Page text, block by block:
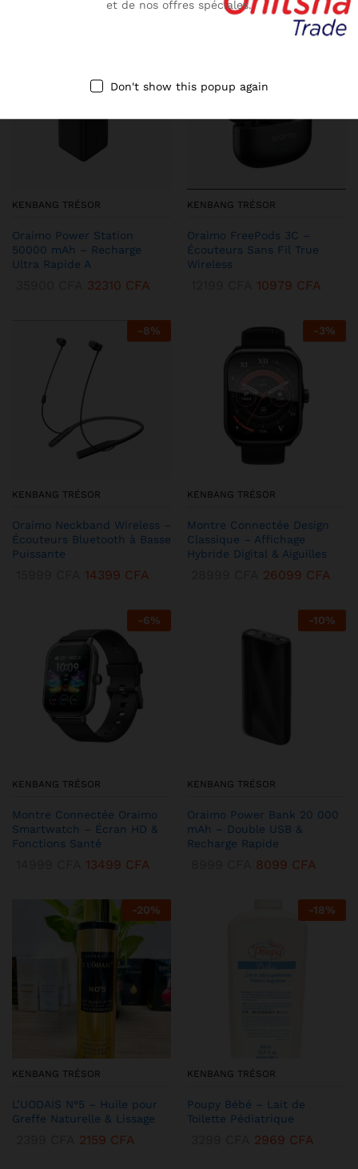
KENBANG TRÉSOR
Oraimo Power Station
50000 mAh – Recharge
Ultra Rapide A
32310 CFA
- %
KENBANG TRÉSOR
Oraimo FreePods 3C –
Écouteurs Sans Fil True
Wireless
10979 CFA
-8%
KENBANG TRÉSOR
Oraimo Neckband Wireless –
Écouteurs Bluetooth à Basse
Puissante
14399 CFA
-3%
KENBANG TRÉSOR
Montre Connectée Design
Classique – Affichage
Hybride Digital & Aiguilles
26099 CFA
-6%
KENBANG TRÉSOR
Montre Connectée Oraimo
Smartwatch – Écran HD &
Fonctions Santé
13499 CFA
-10%
KENBANG TRÉSOR
Oraimo Power Bank 20 000
mAh – Double USB &
Recharge Rapide
8099 CFA
-20%
KENBANG TRÉSOR
L’UODAIS N°5 – Huile pour
Greffe Naturelle & Lissage
2159 CFA
-18%
KENBANG TRÉSOR
Poupy Bébé – Lait de
Toilette Pédiatrique
2969 CFA
et de nos offres spéciales.
Don't show this popup again